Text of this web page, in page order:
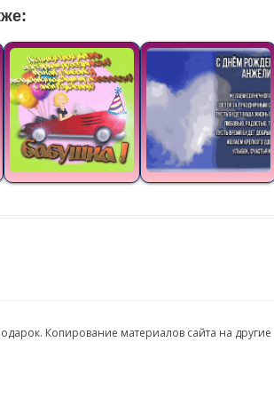
Копирование материалов сайта на